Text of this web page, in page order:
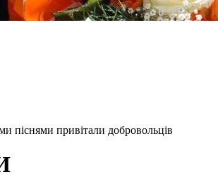
піснями привітали добровольців